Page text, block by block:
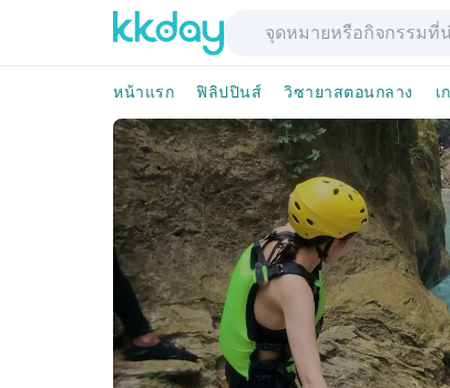
หน้าแรก ฟิลิปปินส์ วิซายาสตอนกลาง เ